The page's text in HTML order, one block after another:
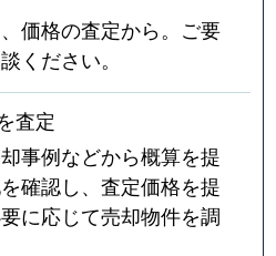
価格の査定から。ご要
ください。
査定
事例などから概算を提
確認し、査定価格を提
に応じて売却物件を調